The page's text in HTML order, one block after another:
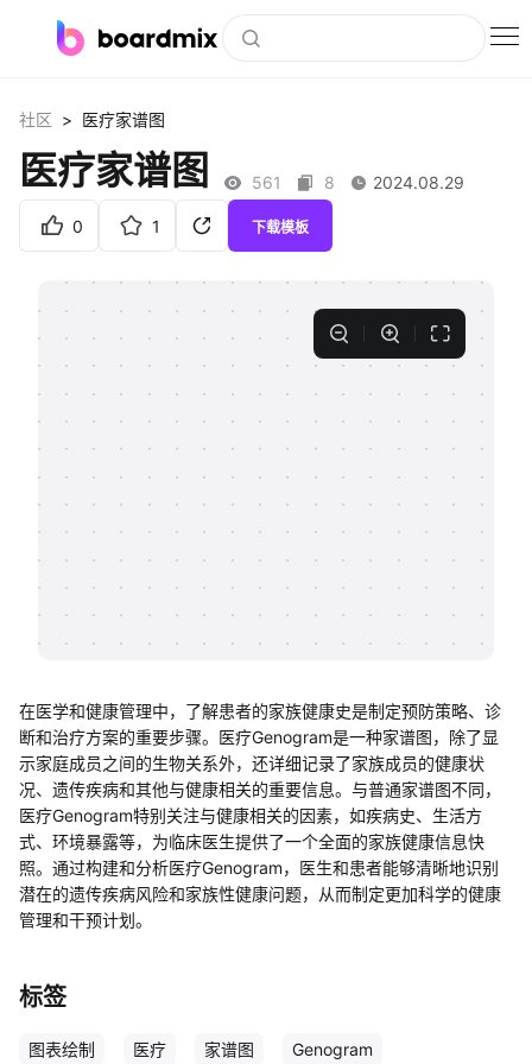
社区资源
支持
帮助中心
知识分享社区
社区 > 医疗家谱图
医疗家谱图 561 8 2024.08.29
0 1 下载模板
在医学和健康管理中，了解患者的家族健康史是制定预防策略、诊
断和治疗方案的重要步骤。医疗Genogram是一种家谱图，除了显
示家庭成员之间的生物关系外，还详细记录了家族成员的健康状
况、遗传疾病和其他与健康相关的重要信息。与普通家谱图不同，
医疗Genogram特别关注与健康相关的因素，如疾病史、生活方
式、环境暴露等，为临床医生提供了一个全面的家族健康信息快
照。通过构建和分析医疗Genogram，医生和患者能够清晰地识别
潜在的遗传疾病风险和家族性健康问题，从而制定更加科学的健康
管理和干预计划。
标签
图表绘制 医疗 家谱图 Genogram